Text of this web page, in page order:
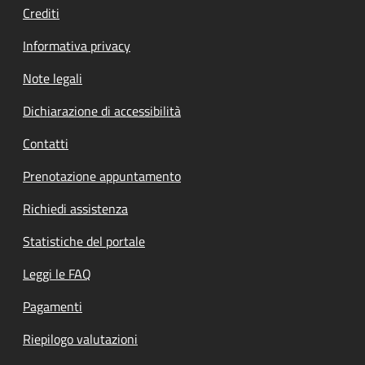
Crediti
Informativa privacy
Note legali
Dichiarazione di accessibilità
Contatti
Prenotazione appuntamento
Richiedi assistenza
Statistiche del portale
Leggi le FAQ
Pagamenti
Riepilogo valutazioni